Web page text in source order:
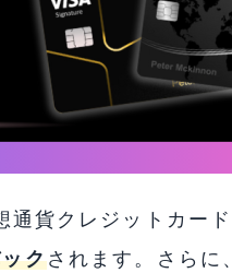
貨クレジットカー
クされます。さらに